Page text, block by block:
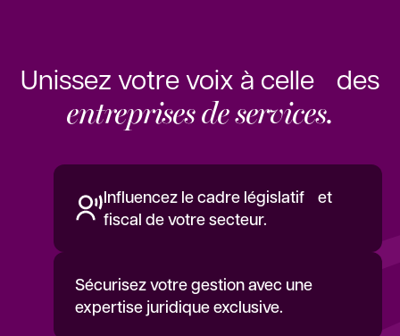
Unissez votre voix à celle des
entreprises de services.
Influencez le cadre législatif et
fiscal de votre secteur.
Sécurisez votre gestion avec une
expertise juridique exclusive.